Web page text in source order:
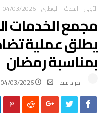
الأولى- الحدث- الوطني-
04/03/2026
مجمع الخدمات
يطلق عملية
بمناسبة رمضان
مراد سيد 04/03/2026